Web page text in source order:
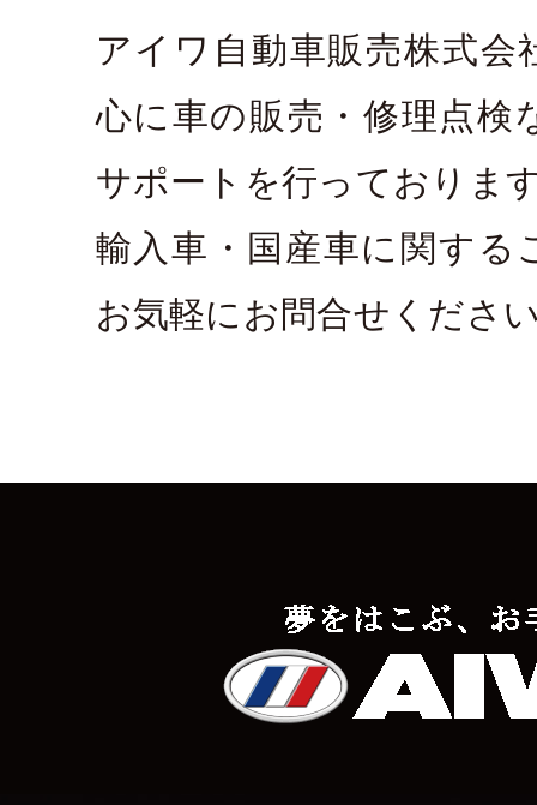
アイワ自動車販売株式会
心に車の販売・修理点検
サポートを行っておりま
輸入車・国産車に関する
お気軽にお問合せくださ